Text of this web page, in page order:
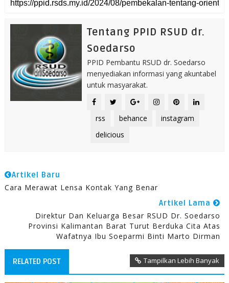
Tentang PPID RSUD dr.
Soedarso
PPID Pembantu RSUD dr. Soedarso
menyediakan informasi yang akuntabel
untuk masyarakat.
rss behance
instagram
delicious
Artikel Baru
Cara Merawat Lensa Kontak Yang Benar
Artikel Lama
Direktur Dan Keluarga Besar RSUD Dr. Soedarso
Provinsi Kalimantan Barat Turut Berduka Cita Atas
Wafatnya Ibu Soeparmi Binti Marto Dirman
RELATED POST Tampilkan Lebih Banyak